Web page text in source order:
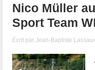
Nico Müller
Sport Team
Écrit parJean-Baptiste